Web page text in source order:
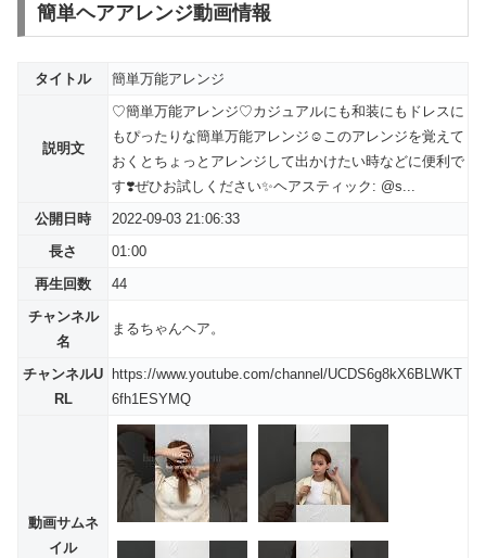
簡単ヘアアレンジ動画情報
タイトル 簡単万能アレンジ
説明文
♡簡単万能アレンジ♡カジュアルにも和装にもドレスに
もぴったりな簡単万能アレンジ☺︎このアレンジを覚えて
おくとちょっとアレンジして出かけたい時などに便利で
す❣️ぜひお試しください✨ヘアスティック: @s...
公開日時
2022-09-03 21:06:33
長さ
01:00
再生回数
44
チャンネル
名
まるちゃんヘア。
チャンネルU
RL
https://www.youtube.com/channel/UCDS6g8kX6BLWKT
6fh1ESYMQ
動画サムネ
イル